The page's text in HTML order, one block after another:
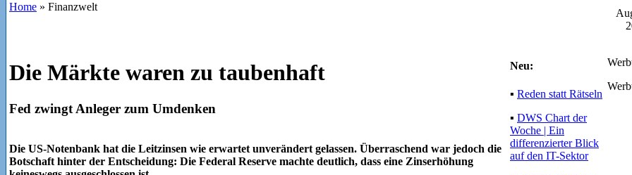
Home » Finanzwelt
Die Märkte waren zu taubenhaft
Fed zwingt Anleger zum Umdenken
Die US-Notenbank hat die Leitzinsen wie erwartet unverändert gelassen. Überraschend war jedoch die
Botschaft hinter der Entscheidung: Die Federal Reserve machte deutlich, dass eine Zinserhöhung
Neu:
▪ Reden statt Rätseln
▪ DWS Chart der
Woche | Ein
differenzierter Blick
auf den IT-Sektor